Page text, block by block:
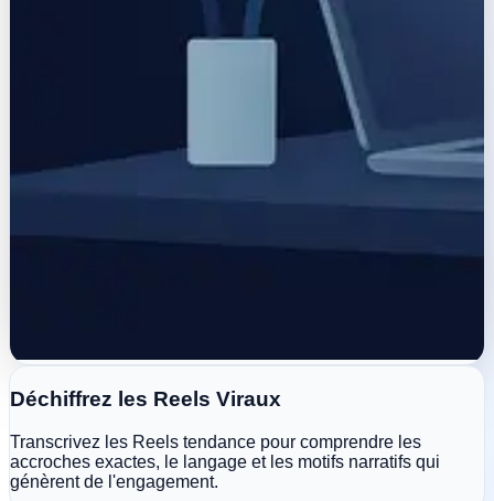
Déchiffrez les Reels Viraux
Transcrivez les Reels tendance pour comprendre les
accroches exactes, le langage et les motifs narratifs qui
génèrent de l'engagement.